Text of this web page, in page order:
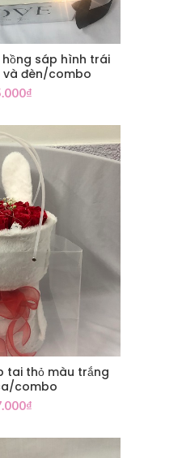
sáp hình trái
và đèn/combo
₫
tai thỏ màu trắng
combo
₫